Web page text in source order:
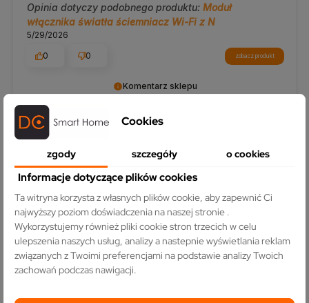
Komentarz sklepu
Dziękujemy za świetną ocenę! Cieszymy się, że
nasze rozwiązania smart sprawdzają się w Twoim
domu.
Opinia dotyczy podobnego produktu: Moduł
włącznika światła ściemniacz Wi-Fi z N
5/29/2026
0
0 zobacz produkt
Produkty z kategorii
Cookies
zgody szczegóły o cookies
Informacje dotyczące plików cookies
Ta witryna korzysta z własnych plików cookie, aby zapewnić Ci
najwyższy poziom doświadczenia na naszej stronie .
Wykorzystujemy również pliki cookie stron trzecich w celu
ulepszenia naszych usług, analizy a nastepnie wyświetlania reklam
związanych z Twoimi preferencjami na podstawie analizy Twoich
zachowań podczas nawigacji.